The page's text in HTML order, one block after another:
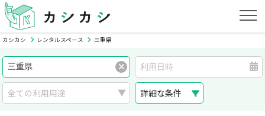
カシカシ レンタルスペース 三重県
詳細な条件